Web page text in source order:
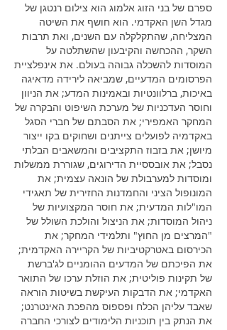
ספרם של בני הזוג אלמוג הוא צילום רנטגן של
מגדל השן האקדמי. הוא חושף את השיטה
המצליחה, שהתקלקלה עם השנים, ואת תרבות
השקר, ההכחשה והקיבעון שהשתלטה על
המוסדות להשכלה גבוהה בעולם. את אינפלציית
הפרסומים המדעיים, שמביאה לירידה מדאיגה
באיכות, ברלוונטיות ובאמינות המדע; את הניוון
וחוסר העדכניות של מערכת השיפוט והבקרה של
המחקר האמפירי; את הסבתם של חברי הסגל
באקדמיה לפועלים צייתנים ושחוקים בקו ייצור
מיושן; את בזבוז התקציבים והמשאבים הבלתי
נסבל; את אובססיית הדירוגים, שגוררת ממשלות
ומוסדות למערבולת של הונאה עצמית; את
המונופול הציני והחמדנות החזירית של תאגידי
המו"לות המדעית; את חוסר המקצועיות של
ניהול המוסדות; את הניצול והולכת השולל של
"המרצים מן החוץ" ותלמידי המחקר; את
הכירסום באטרקטיביות של הקריירה האקדמית;
את הפיכתם של המדעים ההומניים לג'ברשת
של תקינות פוליטית; את הוזלת ערכו של התואר
האקדמי; את הדבקות העיקשת בשיטות הוראה
שאבד עליהן הכלח ופספוס מהפכת האינטרנט;
את הנתק בין תוכניות הלימודים לצורכי החברה